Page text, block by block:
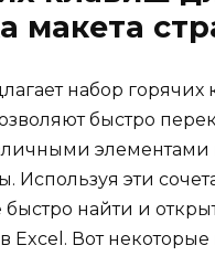
макета
набор горячих
быстро
элементами
Используя эти
найти и
Excel. Вот